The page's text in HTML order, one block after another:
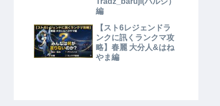
編
【スト6レジェンドラ
ンクに訊くランクマ攻
略】春麗 大分人&はね
やま編